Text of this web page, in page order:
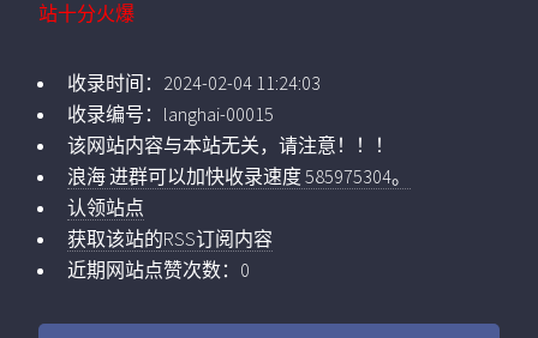
站十分火爆
收录时间： 2024-02-04 11:24:03
收录编号： langhai-00015
该网站内容与本站无关，请注意！！！
浪海 进群可以加快收录速度 585975304。
认领站点
获取该站的RSS订阅内容
近期网站点赞次数：0